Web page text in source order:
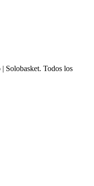
Solobasket. Todos los